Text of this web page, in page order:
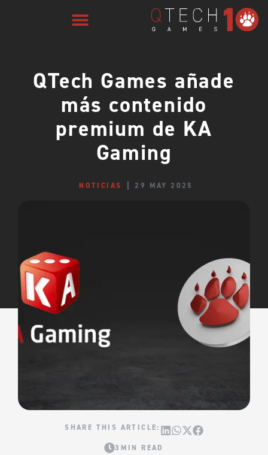
QTech Games añade
más contenido
premium de KA
Gaming
NOTICIAS 29 MAY 2025
3MIN READ